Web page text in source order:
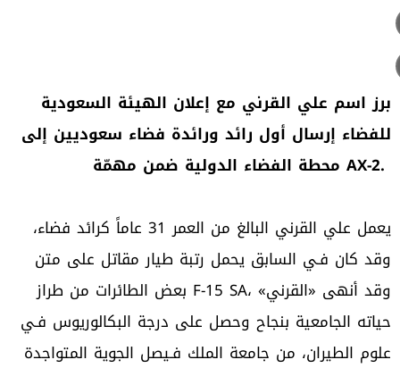
برز اسم علي القرني مع إعلان الهيئة السعودية
للفضاء إرسال أول رائد ورائدة فضاء سعوديين إلى
محطة الفضاء الدولية ضمن مهمّة AX-2.
يعمل علي القرني البالغ من العمر 31 عاماً كرائد فضاء،
وقد كان فـي السابق يحمل رتبة طيار مقاتل على متن
بعض الطائرات من طراز F-15 SA، وقد أنهى «القرني»
حياته الجامعية بنجاح وحصل على درجة البكالوريوس فـي
علوم الطيران، من جامعة الملك فـيصل الجوية المتواجدة